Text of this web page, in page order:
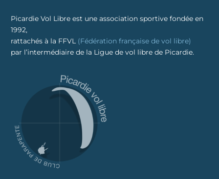
Picardie Vol Libre est une association sportive fondée en
1992,
rattachés à la FFVL (Fédération française de vol libre)
par l’intermédiaire de la Ligue de vol libre de Picardie.